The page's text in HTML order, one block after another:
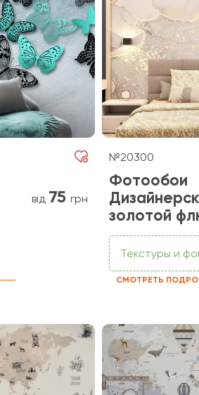
від 75 грн
№20300
Фотообои
золотой
Текстуры и
СМОТРЕТЬ